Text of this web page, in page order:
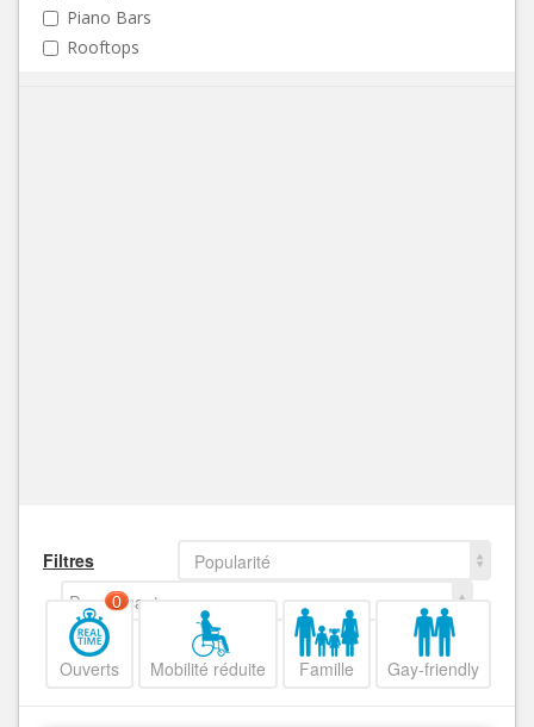
Piano Bars
Rooftops
Filtres
Popularité
Decroissant
Ouverts
0
Mobilité réduite Famille Gay-friendly